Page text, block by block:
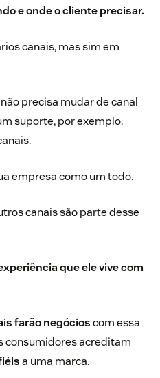
e onde o cliente precisar.
canais, mas sim em
precisa mudar de canal
suporte, por exemplo.
empresa como um todo.
canais são parte desse
que ele vive com
farão negócioscom essa
consumidores acreditam
a uma marca.